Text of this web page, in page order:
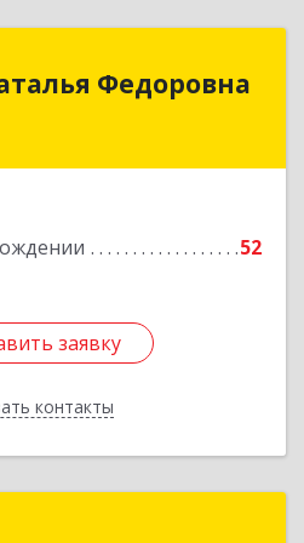
Федоровна
52
заявку
контакты
край, Новоалтайск г,
заявку
Назад